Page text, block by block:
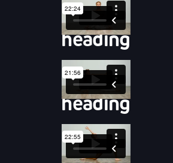
heading
heading